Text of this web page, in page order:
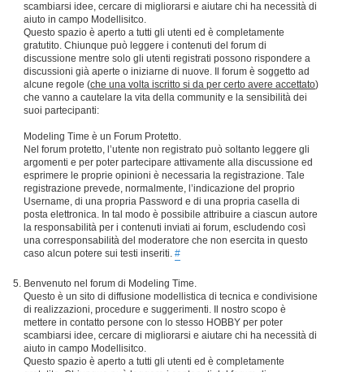
scambiarsi idee, cercare di migliorarsi e aiutare chi ha necessità di
aiuto in campo Modellisitco.
Questo spazio è aperto a tutti gli utenti ed è completamente
gratutito. Chiunque può leggere i contenuti del forum di
discussione mentre solo gli utenti registrati possono rispondere a
discussioni già aperte o iniziarne di nuove. Il forum è soggetto ad
alcune regole (che una volta iscritto si da per certo avere accettato)
che vanno a cautelare la vita della community e la sensibilità dei
suoi partecipanti:
Modeling Time è un Forum Protetto.
Nel forum protetto, l’utente non registrato può soltanto leggere gli
argomenti e per poter partecipare attivamente alla discussione ed
esprimere le proprie opinioni è necessaria la registrazione. Tale
registrazione prevede, normalmente, l’indicazione del proprio
Username, di una propria Password e di una propria casella di
posta elettronica. In tal modo è possibile attribuire a ciascun autore
la responsabilità per i contenuti inviati ai forum, escludendo così
una corresponsabilità del moderatore che non esercita in questo
caso alcun potere sui testi inseriti. #
Benvenuto nel forum di Modeling Time.
Questo è un sito di diffusione modellistica di tecnica e condivisione
di realizzazioni, procedure e suggerimenti. Il nostro scopo è
mettere in contatto persone con lo stesso HOBBY per poter
scambiarsi idee, cercare di migliorarsi e aiutare chi ha necessità di
aiuto in campo Modellisitco.
Questo spazio è aperto a tutti gli utenti ed è completamente